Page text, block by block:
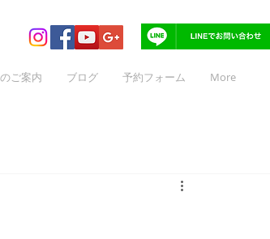
ご案内 ブログ 予約フォーム More